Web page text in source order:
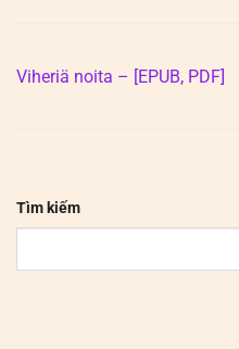
Viheriä noita – [EPUB, PDF]
Tìm kiếm